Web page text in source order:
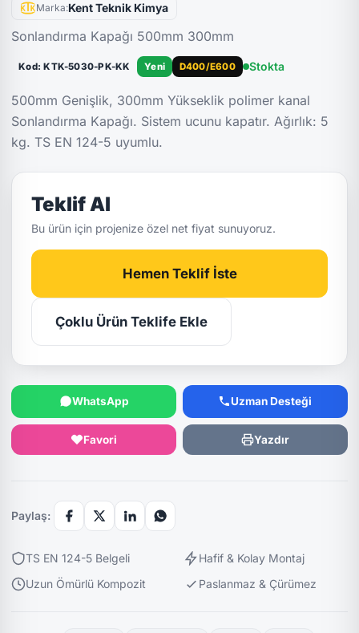
Marka:Kent Teknik Kimya
Sonlandırma Kapağı 500mm 300mm
Kod: KTK-5030-PK-KK Yeni D400/E600 Stokta
500mm Genişlik, 300mm Yükseklik polimer kanal
Sonlandırma Kapağı. Sistem ucunu kapatır. Ağırlık: 5
kg. TS EN 124-5 uyumlu.
Teklif Al
Bu ürün için projenize özel net fiyat sunuyoruz.
Hemen Teklif İste
Çoklu Ürün Teklife Ekle
WhatsApp Uzman Desteği
Favori Yazdır
Paylaş:
TS EN 124-5 Belgeli
Hafif & Kolay Montaj
Uzun Ömürlü Kompozit
Paslanmaz & Çürümez